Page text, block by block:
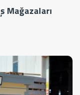
Mağazaları